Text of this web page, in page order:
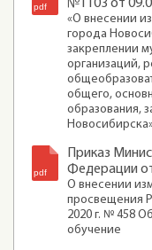
№1103 от
«О внесении
города
закреплении
организаций,
общего,
образования,
Приказ
Федерации
О внесении
просвещения
2020 г. № 458
обучение